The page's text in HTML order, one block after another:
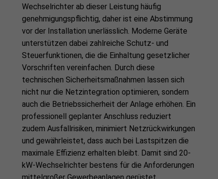
Wechselrichter ab dieser Leistung häufig
genehmigungspflichtig, daher ist eine Abstimmung
vor der Installation unerlässlich. Moderne Geräte
unterstützen dabei zahlreiche Schutz- und
Steuerfunktionen, die die Einhaltung gesetzlicher
Vorschriften vereinfachen. Durch diese
technischen Sicherheitsmaßnahmen lassen sich
nicht nur die Netzintegration optimieren, sondern
auch die Betriebssicherheit der Anlage erhöhen. Ein
professionell geplanter Anschluss reduziert
zudem Ausfallrisiken, minimiert Netzrückwirkungen
und gewährleistet, dass auch bei Lastspitzen die
maximale Effizienz erhalten bleibt. Damit sind 20-
kW-Wechselrichter bestens für die Anforderungen